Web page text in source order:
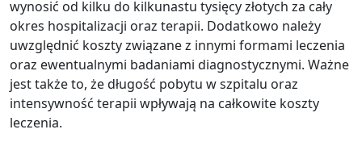
wynosić od kilku do kilkunastu tysięcy złotych za cały
okres hospitalizacji oraz terapii. Dodatkowo należy
uwzględnić koszty związane z innymi formami leczenia
oraz ewentualnymi badaniami diagnostycznymi. Ważne
jest także to, że długość pobytu w szpitalu oraz
intensywność terapii wpływają na całkowite koszty
leczenia.